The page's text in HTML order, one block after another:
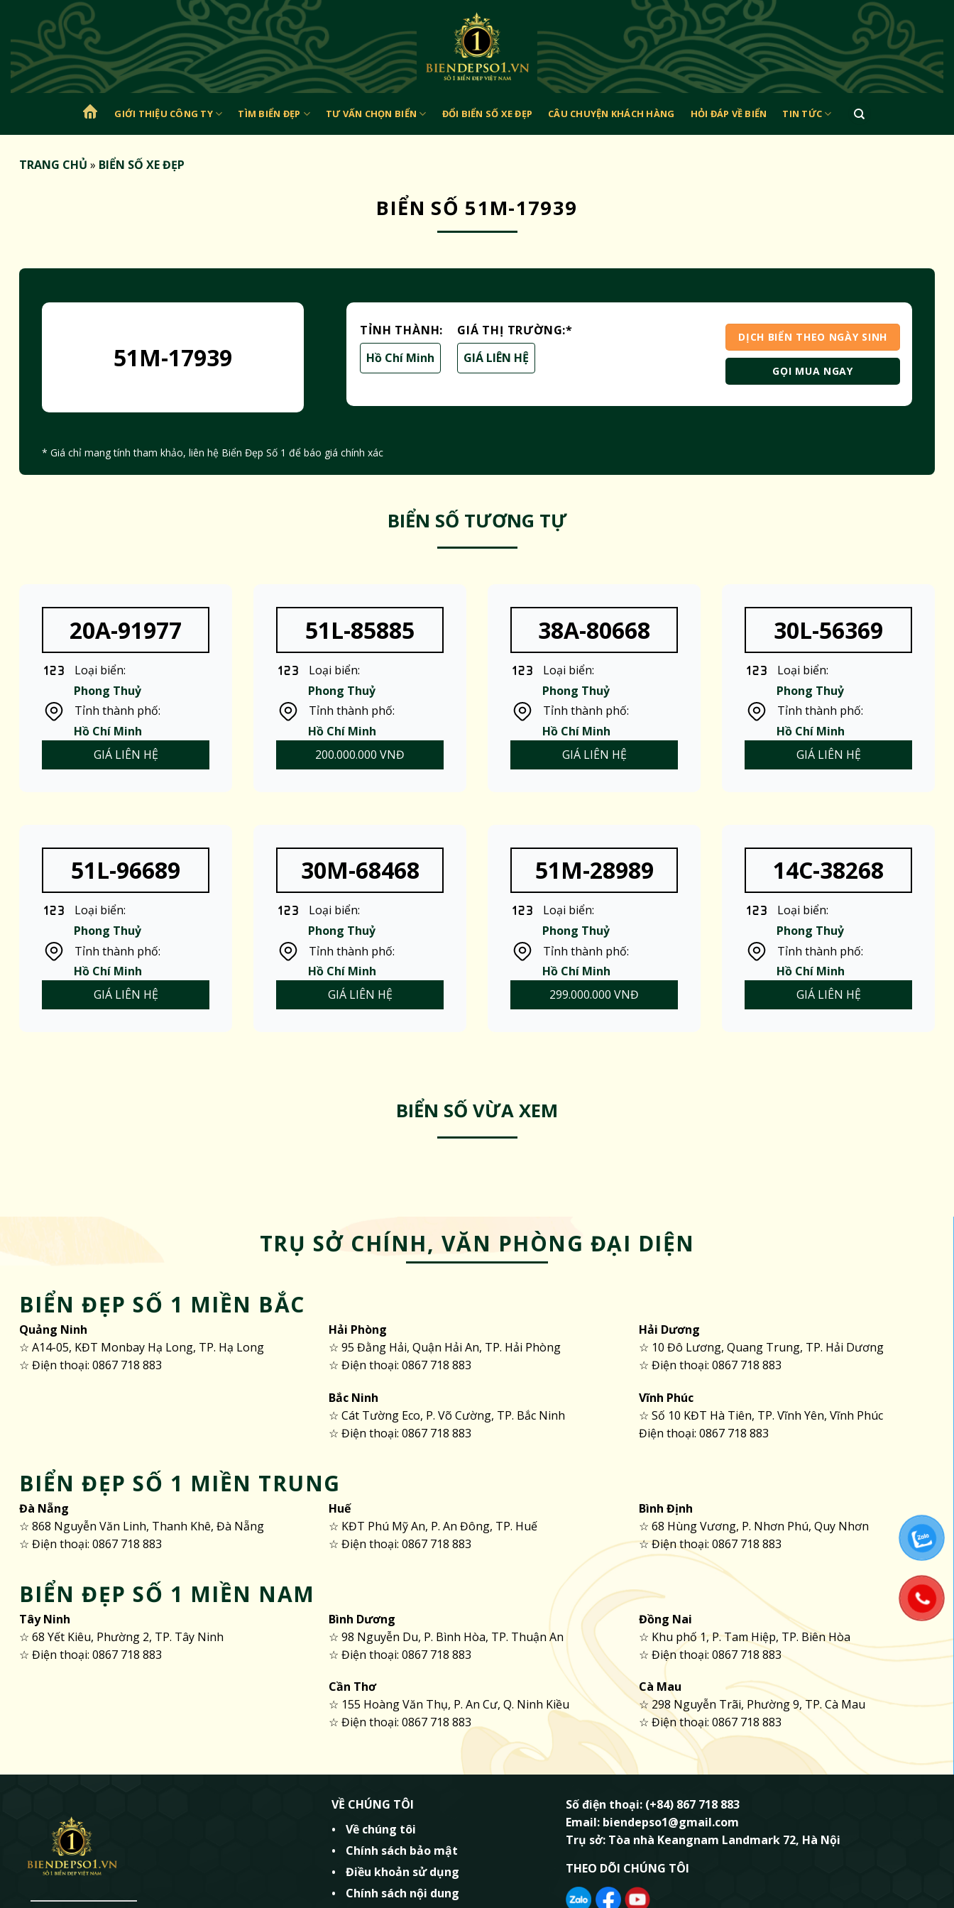
nội
dung
TRANGGIỚI THIỆU CÔNG TY TÌM BIỂN ĐẸP TƯ VẤN CHỌN BIỂN ĐỔI BIỂN SỐ XE ĐẸP CÂU CHUYỆN KHÁCH HÀNG HỎI ĐÁP VỀ BIỂN TIN TỨC
TRANG CHỦ » BIỂN SỐ XE ĐẸP
BIỂN SỐ 51M-17939
51M-17939
TỈNH THÀNH:
Hồ Chí Minh
GIÁ THỊ TRƯỜNG:*
GIÁ LIÊN HỆ
DỊCH BIỂN THEO NGÀY SINH
GỌI MUA NGAY
* Giá chỉ mang tính tham khảo, liên hệ Biển Đẹp Số 1 để báo giá chính xác
BIỂN SỐ TƯƠNG TỰ
20A-91977
Loại biển:
Phong Thuỷ
Tỉnh thành phố:
Hồ Chí Minh
GIÁ LIÊN HỆ
51L-85885
Loại biển:
Phong Thuỷ
Tỉnh thành phố:
Hồ Chí Minh
200.000.000 VNĐ
38A-80668
Loại biển:
Phong Thuỷ
Tỉnh thành phố:
Hồ Chí Minh
GIÁ LIÊN HỆ
30L-56369
Loại biển:
Phong Thuỷ
Tỉnh thành phố:
Hồ Chí Minh
GIÁ LIÊN HỆ
51L-96689
Loại biển:
Phong Thuỷ
Tỉnh thành phố:
Hồ Chí Minh
GIÁ LIÊN HỆ
30M-68468
Loại biển:
Phong Thuỷ
Tỉnh thành phố:
Hồ Chí Minh
GIÁ LIÊN HỆ
51M-28989
Loại biển:
Phong Thuỷ
Tỉnh thành phố:
Hồ Chí Minh
299.000.000 VNĐ
14C-38268
Loại biển:
Phong Thuỷ
Tỉnh thành phố:
Hồ Chí Minh
GIÁ LIÊN HỆ
BIỂN SỐ VỪA XEM
TRỤ SỞ CHÍNH, VĂN PHÒNG ĐẠI DIỆN
BIỂN ĐẸP SỐ 1 MIỀN BẮC
Quảng Ninh
☆ A14-05, KĐT Monbay Hạ Long, TP. Hạ Long
☆ Điện thoại: 0867 718 883
Hải Phòng
☆ 95 Đằng Hải, Quận Hải An, TP. Hải Phòng
☆ Điện thoại: 0867 718 883
Bắc Ninh
☆ Cát Tường Eco, P. Võ Cường, TP. Bắc Ninh
☆ Điện thoại: 0867 718 883
Hải Dương
☆ 10 Đô Lương, Quang Trung, TP. Hải Dương
☆ Điện thoại: 0867 718 883
Vĩnh Phúc
☆ Số 10 KĐT Hà Tiên, TP. Vĩnh Yên, Vĩnh Phúc
Điện thoại: 0867 718 883
BIỂN ĐẸP SỐ 1 MIỀN TRUNG
Đà Nẵng
☆ 868 Nguyễn Văn Linh, Thanh Khê, Đà Nẵng
☆ Điện thoại: 0867 718 883
Huế
☆ KĐT Phú Mỹ An, P. An Đông, TP. Huế
☆ Điện thoại: 0867 718 883
Bình Định
☆ 68 Hùng Vương, P. Nhơn Phú, Quy Nhơn
☆ Điện thoại: 0867 718 883
BIỂN ĐẸP SỐ 1 MIỀN NAM
Tây Ninh
☆ 68 Yết Kiêu, Phường 2, TP. Tây Ninh
☆ Điện thoại: 0867 718 883
Bình Dương
☆ 98 Nguyễn Du, P. Bình Hòa, TP. Thuận An
☆ Điện thoại: 0867 718 883
Cần Thơ
☆ 155 Hoàng Văn Thụ, P. An Cư, Q. Ninh Kiều
☆ Điện thoại: 0867 718 883
Đồng Nai
☆ Khu phố 1, P. Tam Hiệp, TP. Biên Hòa
☆ Điện thoại: 0867 718 883
Cà Mau
☆ 298 Nguyễn Trãi, Phường 9, TP. Cà Mau
☆ Điện thoại: 0867 718 883
VỀ CHÚNG TÔI
Về chúng tôi
Chính sách bảo mật
Điều khoản sử dụng
Chính sách nội dung
Số điện thoại: (+84) 867 718 883
Email: biendepso1@gmail.com
Trụ sở: Tòa nhà Keangnam Landmark 72, Hà Nội
THEO DÕI CHÚNG TÔI